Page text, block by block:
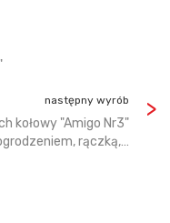
następny wyrób
kołowy "Amigo Nr3"
rączką,…